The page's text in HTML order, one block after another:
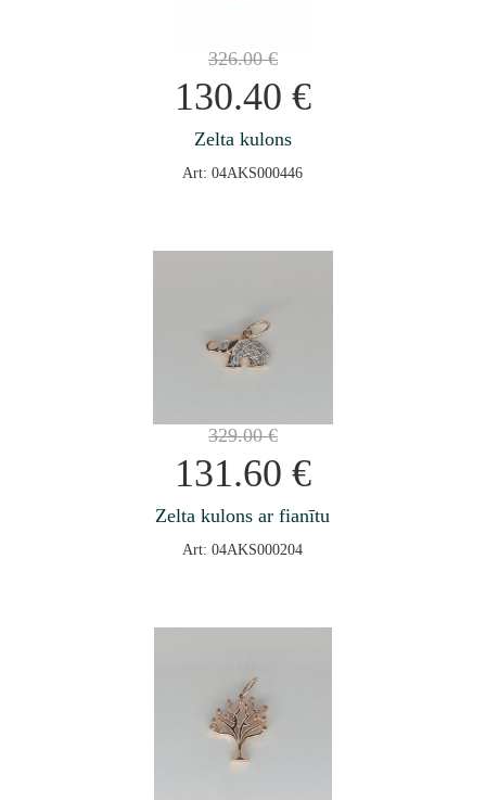
326.00€
130.40 €
Zelta kulons
Art: 04AKS000446
329.00€
131.60 €
Zelta kulons ar fianītu
Art: 04AKS000204